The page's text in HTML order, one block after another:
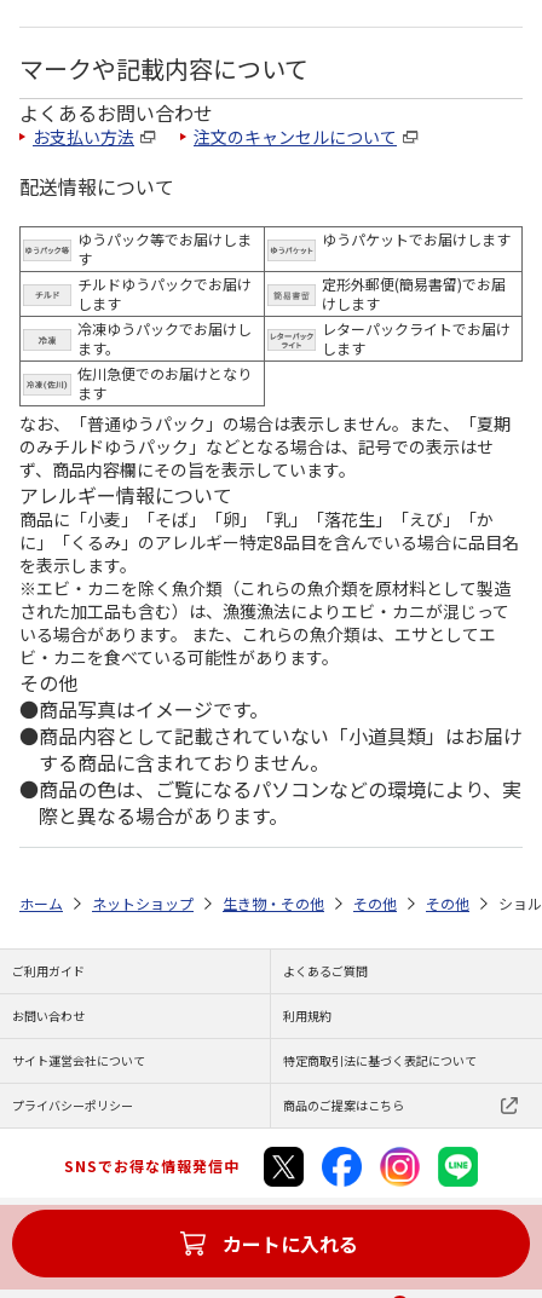
マークや記載内容について
よくあるお問い合わせ
お支払い方法 注文のキャンセルについて
配送情報について
ゆうパック等でお届けしま
す
ゆうパケットでお届けします
チルドゆうパックでお届け
します
定形外郵便(簡易書留)でお届
けします
冷凍ゆうパックでお届けし
ます。
レターパックライトでお届け
します
佐川急便でのお届けとなり
ます
なお、「普通ゆうパック」の場合は表示しません。また、「夏期
のみチルドゆうパック」などとなる場合は、記号での表示はせ
ず、商品内容欄にその旨を表示しています。
アレルギー情報について
商品に「小麦」「そば」「卵」「乳」「落花生」「えび」「か
に」「くるみ」のアレルギー特定8品目を含んでいる場合に品目名
を表示します。
※エビ・カニを除く魚介類（これらの魚介類を原材料として製造
された加工品も含む）は、漁獲漁法によりエビ・カニが混じって
いる場合があります。 また、これらの魚介類は、エサとしてエ
ビ・カニを食べている可能性があります。
その他
商品写真はイメージです。
商品内容として記載されていない「小道具類」はお届け
する商品に含まれておりません。
商品の色は、ご覧になるパソコンなどの環境により、実
際と異なる場合があります。
カートに入れる
ホーム ネットショップ 生き物・その他 その他 その他 ショ
ご利用ガイド よくあるご質問
お問い合わせ 利用規約
サイト運営会社について 特定商取引法に基づく表記について
プライバシーポリシー 商品のご提案はこちら
SNSでお得な情報発信中